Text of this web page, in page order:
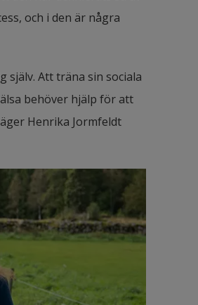
och i den är några
själv. Att träna sin sociala
behöver hjälp för att
Henrika Jormfeldt